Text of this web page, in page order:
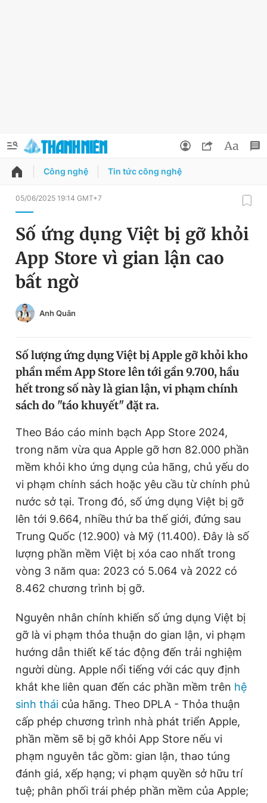
QUẢNG CÁO ĐẶT BÁO
Chuyên mục
Chuyên mục khác
Chào ngày mới
Tin thị trường
Video Magazine
Sản phẩm khác
Tiện ích Bạn cần biết
Thông tin tòa soạn Liên hệ quảng cáo
Đọc Thanh Niên trên điện thoại
Theo dõi báo trên
Hotline Liên hệ quảng cáo
0908 780 404
Đặt báo Quảng cáo Tòa soạn Chính sách bảo
Tổng biên tập: Nguyễn Ngọc Toàn
Phó tổng biên tập thường trực: Hải Thành
Phó tổng biên tập: Lâm Hiếu Dũng
Tổng thư ký tòa soạn: Đức Trung
Đổi mật khẩu
Tin đã lưu
Tin đã xem
Công nghệ Tin tức công nghệ
05/06/2025 19:14 GMT+7
Số ứng dụng Việt bị gỡ khỏi
App Store vì gian lận cao
bất ngờ
Anh Quân
Số lượng ứng dụng Việt bị Apple gỡ khỏi kho
phần mềm App Store lên tới gần 9.700, hầu
hết trong số này là gian lận, vi phạm chính
sách do "táo khuyết" đặt ra.
Theo Báo cáo minh bạch App Store 2024,
trong năm vừa qua Apple gỡ hơn 82.000 phần
mềm khỏi kho ứng dụng của hãng, chủ yếu do
vi phạm chính sách hoặc yêu cầu từ chính phủ
nước sở tại. Trong đó, số ứng dụng Việt bị gỡ
lên tới 9.664, nhiều thứ ba thế giới, đứng sau
Trung Quốc (12.900) và Mỹ (11.400). Đây là số
lượng phần mềm Việt bị xóa cao nhất trong
vòng 3 năm qua: 2023 có 5.064 và 2022 có
8.462 chương trình bị gỡ.
Nguyên nhân chính khiến số ứng dụng Việt bị
gỡ là vi phạm thỏa thuận do gian lận, vi phạm
hướng dẫn thiết kế tác động đến trải nghiệm
người dùng. Apple nổi tiếng với các quy định
khắt khe liên quan đến các phần mềm trên hệ
sinh thái của hãng. Theo DPLA - Thỏa thuận
cấp phép chương trình nhà phát triển Apple,
phần mềm sẽ bị gỡ khỏi App Store nếu vi
phạm nguyên tắc gồm: gian lận, thao túng
đánh giá, xếp hạng; vi phạm quyền sở hữu trí
tuệ; phân phối trái phép phần mềm của Apple;